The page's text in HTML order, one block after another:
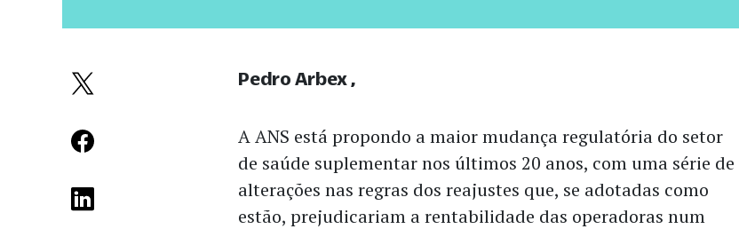
A ANS está propondo a maior mudança regulatória do setor
de saúde suplementar nos últimos 20 anos, com uma série de
alterações nas regras dos reajustes que, se adotadas como
estão, prejudicariam a rentabilidade das operadoras num
Pedro Arbex